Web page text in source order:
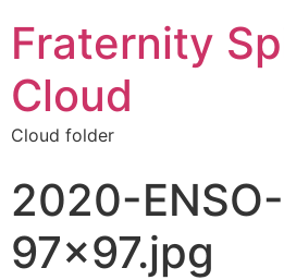
Fraternity
Cloud
Cloud folder
2020-
97×97.jpg